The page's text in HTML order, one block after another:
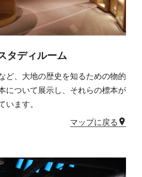
タディルーム
ど、大地の歴史を知るための物的
について展示し、それらの標本が
います。
マップに戻る